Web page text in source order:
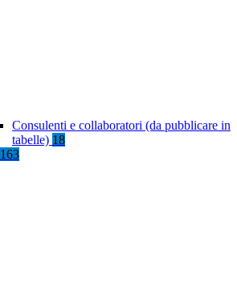
Consulenti e collaboratori (da pubblicare in
tabelle) 18
163